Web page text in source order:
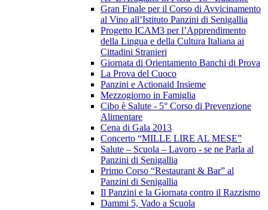
Gran Finale per il Corso di Avvicinamento
al Vino all’Istituto Panzini di Senigallia
Progetto ICAM3 per l’Apprendimento
della Lingua e della Cultura Italiana ai
Cittadini Stranieri
Giornata di Orientamento Banchi di Prova
La Prova del Cuoco
Panzini e Actionaid Insieme
Mezzogiorno in Famiglia
Cibo è Salute - 5° Corso di Prevenzione
Alimentare
Cena di Gala 2013
Concerto “MILLE LIRE AL MESE”
Salute – Scuola – Lavoro - se ne Parla al
Panzini di Senigallia
Primo Corso “Restaurant & Bar” al
Panzini di Senigallia
Il Panzini e la Giornata contro il Razzismo
Dammi 5, Vado a Scuola